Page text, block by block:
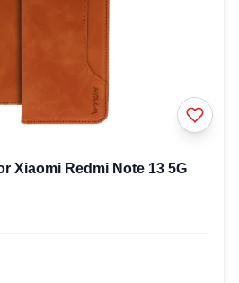
Xiaomi Redmi Note 13 5G